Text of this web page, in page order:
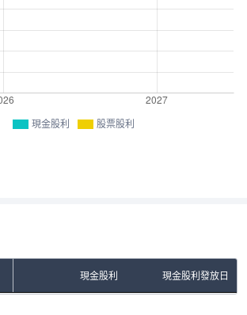
現金股利 股票股利
現金股利 現金股利發放日